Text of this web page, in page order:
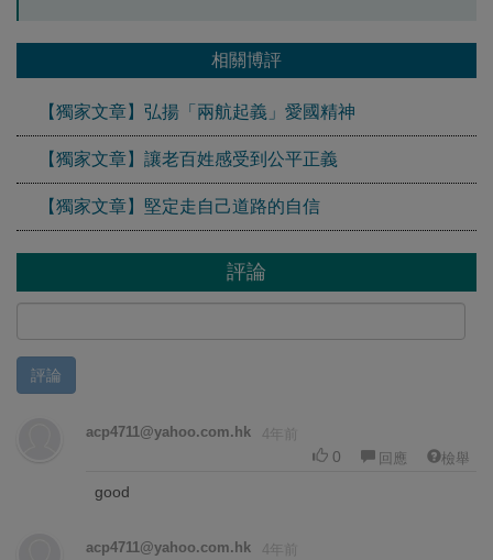
相關博評
【獨家文章】弘揚「兩航起義」愛國精神
【獨家文章】讓老百姓感受到公平正義
【獨家文章】堅定走自己道路的自信
評論
評論
acp4711@yahoo.com.hk 4年前
0 回應 檢舉
good
acp4711@yahoo.com.hk 4年前